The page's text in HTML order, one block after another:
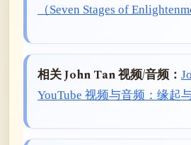
（Seven Stages of
相关 John Tan 视频/音频：
YouTube 视频与音频：缘起